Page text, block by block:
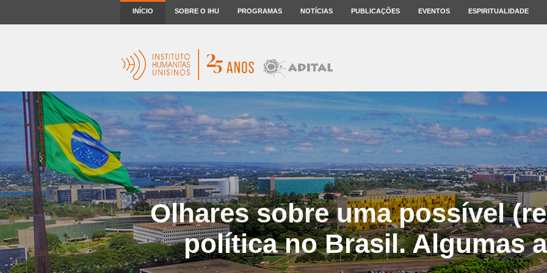
INÍCIO SOBRE O IHU PROGRAMAS NOTÍCIAS PUBLICAÇÕES EVENTOS ESPIRITUALIDADE
Olhares sobre uma possível
política no Brasil. Algumas